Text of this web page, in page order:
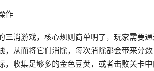
作
三消游戏，核心规则简单明了，玩家需要
，从而将它们消除，每次消除都会带来分
，收集足够多的金色豆荚，或者击败关卡